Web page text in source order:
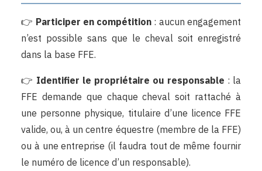
👉 Participer en compétition : aucun engagement
n’est possible sans que le cheval soit enregistré
dans la base FFE.
👉 Identifier le propriétaire ou responsable : la
FFE demande que chaque cheval soit rattaché à
une personne physique, titulaire d’une licence FFE
valide, ou, à un centre équestre (membre de la FFE)
ou à une entreprise (il faudra tout de même fournir
le numéro de licence d’un responsable).